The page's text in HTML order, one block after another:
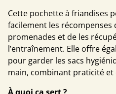
Cette pochette à friandises
facilement les récompenses
promenades et de les
l’entraînement. Elle offre
pour garder les sacs
main, combinant praticité et
À quoi ça sert ?